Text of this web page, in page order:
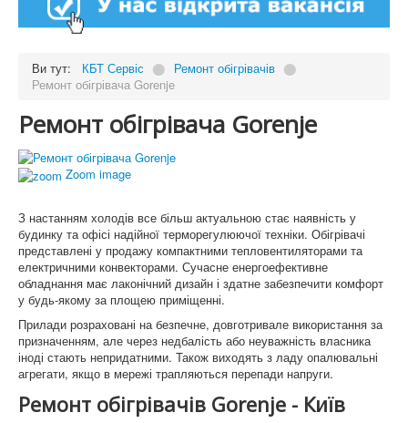
Ви тут: КБТ Сервіс ⬤ Ремонт обігрівачів ⬤
Ремонт обігрівача Gorenje
Ремонт обігрівача Gorenje
Zoom image
З настанням холодів все більш актуальною стає наявність у
будинку та офісі надійної терморегулюючої техніки. Обігрівачі
представлені у продажу компактними тепловентиляторами та
електричними конвекторами. Сучасне енергоефективне
обладнання має лаконічний дизайн і здатне забезпечити комфорт
у будь-якому за площею приміщенні.
Прилади розраховані на безпечне, довготривале використання за
призначенням, але через недбалість або неуважність власника
іноді стають непридатними. Також виходять з ладу опалювальні
агрегати, якщо в мережі трапляються перепади напруги.
Ремонт обігрівачів Gorenje - Київ